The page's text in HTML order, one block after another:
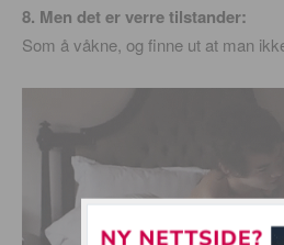
8. Men det er verre tilstander:
Som å våkne, og finne ut at man